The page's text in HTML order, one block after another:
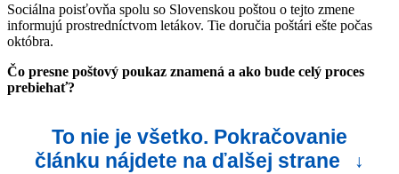
Sociálna poisťovňa spolu so Slovenskou poštou o tejto zmene
informujú prostredníctvom letákov. Tie doručia poštári ešte počas
októbra.
Čo presne poštový poukaz znamená a ako bude celý proces
prebiehať?
To nie je všetko. Pokračovanie
článku nájdete na ďalšej strane
↓